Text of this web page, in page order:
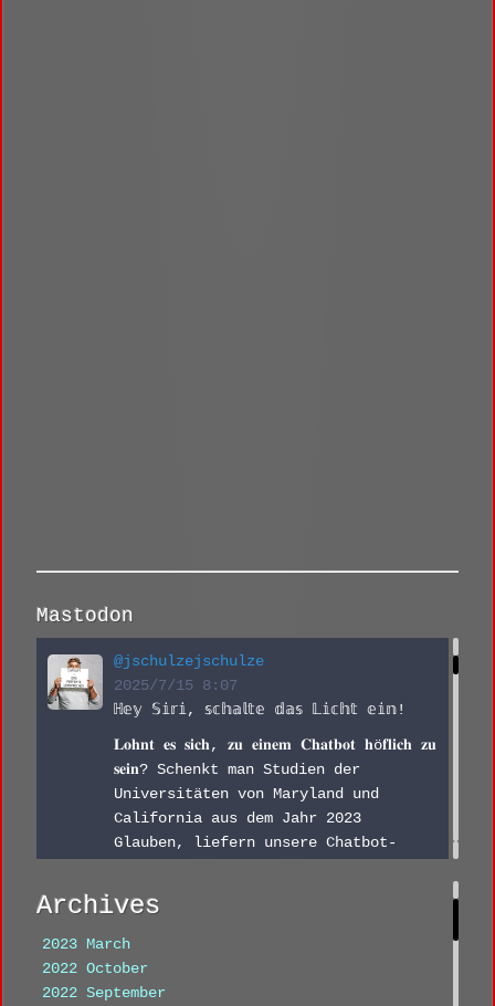
Mastodon
@jschulzejschulze
2025/7/15 8:07
ℍ𝕖𝕪 𝕊𝕚𝕣𝕚, 𝕤𝕔𝕙𝕒𝕝𝕥𝕖 𝕕𝕒𝕤 𝕃𝕚𝕔𝕙𝕥 𝕖𝕚𝕟!
𝐋𝐨𝐡𝐧𝐭 𝐞𝐬 𝐬𝐢𝐜𝐡, 𝐳𝐮 𝐞𝐢𝐧𝐞𝐦 𝐂𝐡𝐚𝐭𝐛𝐨𝐭 𝐡ö𝐟𝐥𝐢𝐜𝐡 𝐳𝐮
𝐬𝐞𝐢𝐧? Schenkt man Studien der
Universitäten von Maryland und
California aus dem Jahr 2023
Glauben, liefern unsere Chatbot-
Archives
2023 March
2022 October
2022 September